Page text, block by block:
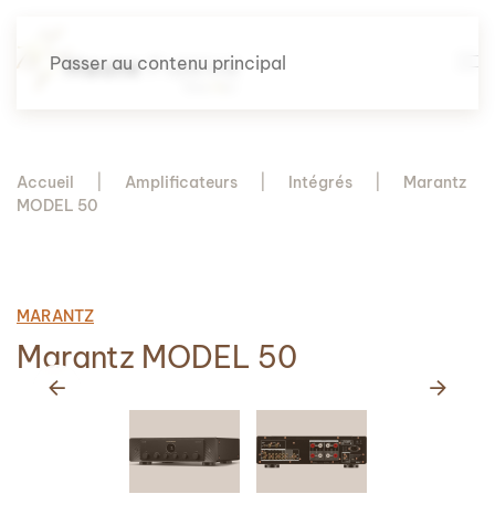
Passer au contenu principal
Accueil Amplificateurs Intégrés
Marantz
MODEL 50
MARANTZ
Marantz MODEL 50